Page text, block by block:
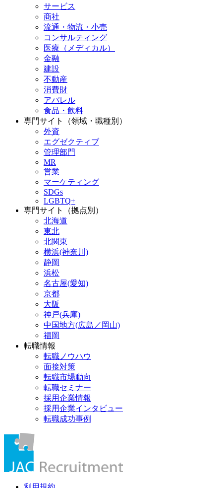
サービス
商社
流通・物流・小売
コンサルティング
医療（メディカル）
金融
建設
不動産
消費財
アパレル
食品・飲料
専門サイト（領域・職種別）
外資
エグゼクティブ
管理部門
MR
営業
マーケティング
SDGs
LGBTQ+
専門サイト（拠点別）
北海道
東北
北関東
横浜(神奈川)
静岡
浜松
名古屋(愛知)
京都
大阪
神戸(兵庫)
中国地方(広島／岡山)
福岡
転職情報
転職ノウハウ
面接対策
転職市場動向
転職セミナー
採用企業情報
採用企業インタビュー
転職成功事例